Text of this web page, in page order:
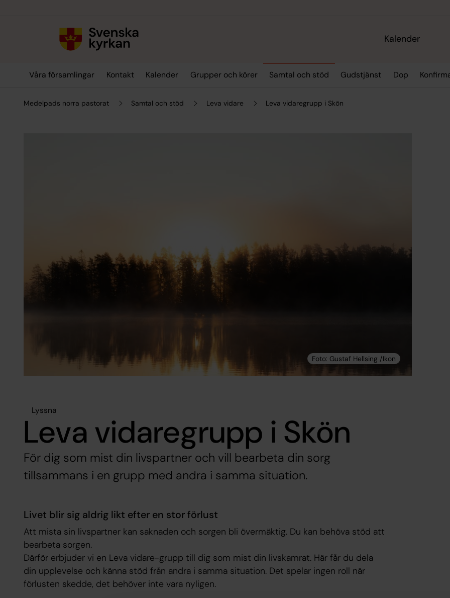
Kalender
Våra församlingar Kontakt Kalender Grupper och körer Samtal och stöd Gudstjänst Dop
Medelpads norra pastorat Samtal och stöd Leva vidare Leva vidaregrupp i Skön
Lyssna
Leva vidaregrupp i Skön
För dig som mist din livspartner och vill bearbeta din sorg
tillsammans i en grupp med andra i samma situation.
Livet blir sig aldrig likt efter en stor förlust
Att mista sin livspartner kan saknaden och sorgen bli övermäktig. Du kan behöva stöd att
bearbeta sorgen.
Därför erbjuder vi en Leva vidare­-grupp till dig som mist din livskamrat. Här får du dela
din upplevelse och känna stöd från andra i samma situation. Det spelar ingen roll när
förlusten skedde, det behöver inte vara nyligen.